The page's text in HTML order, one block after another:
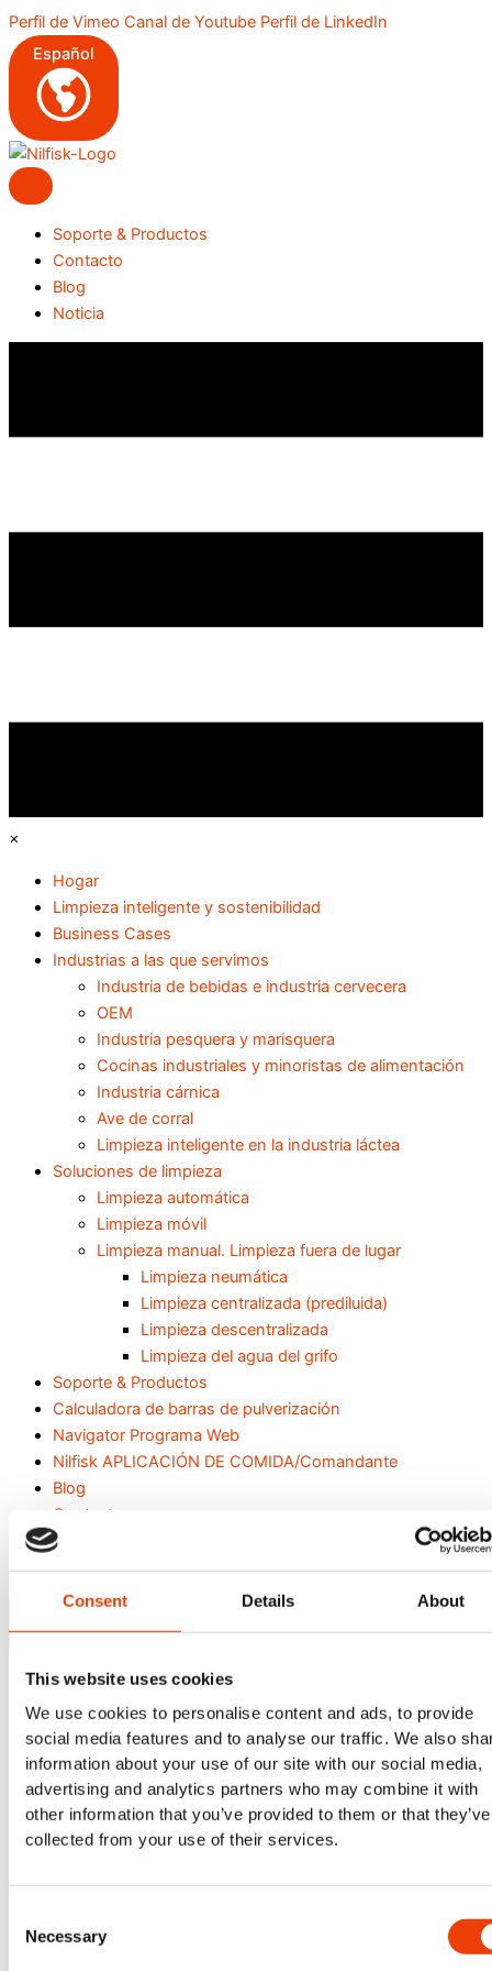
Consent Details About
This website uses cookies
We use cookies to personalise content and ads, to provide
social media features and to analyse our traffic. We also
information about your use of our site with our social media,
advertising and analytics partners who may combine it with
other information that you’ve provided to them or that they’ve
collected from your use of their services.
Selection
Necessary
Ir
al
contenido
Perfil de Vimeo Canal de Youtube Perfil de LinkedIn
Español
Soporte & Productos
Contacto
Blog
Noticia
×
Hogar
Limpieza inteligente y sostenibilidad
Business Cases
Industrias a las que servimos
Industria de bebidas e industria cervecera
OEM
Industria pesquera y marisquera
Cocinas industriales y minoristas de alimentación
Industria cárnica
Ave de corral
Limpieza inteligente en la industria láctea
Soluciones de limpieza
Limpieza automática
Limpieza móvil
Limpieza manual. Limpieza fuera de lugar
Limpieza neumática
Limpieza centralizada (prediluida)
Limpieza descentralizada
Limpieza del agua del grifo
Soporte & Productos
Calculadora de barras de pulverización
Navigator Programa Web
Nilfisk APLICACIÓN DE COMIDA/Comandante
Blog
Contacto
Search our website
or..
- try our AI powered chatbot to find all the answers you are
looking for. Find it in the lower right corner of every page.
ASK H7 AI CHATBOT
Foamatic compact,
Mainstation, Foamatic